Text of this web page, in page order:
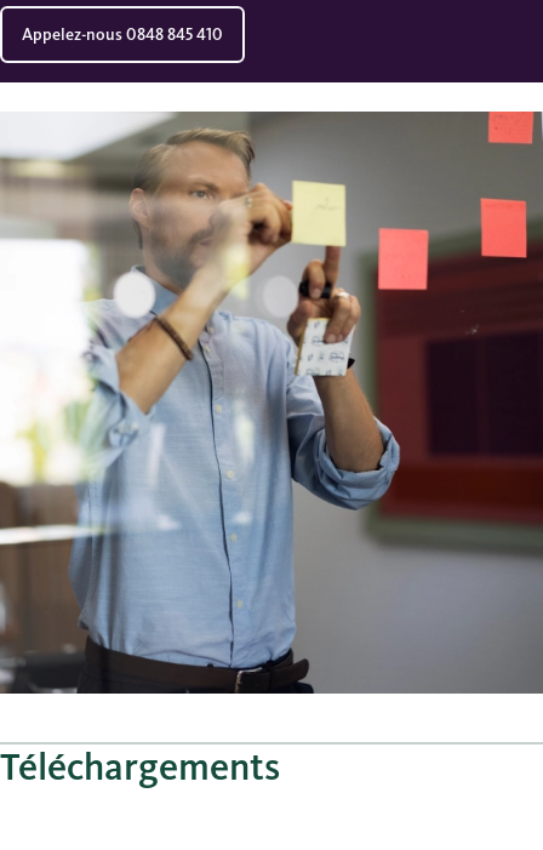
Appelez-nous 0848 845 410
Téléchargements